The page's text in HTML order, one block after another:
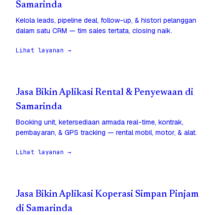
Samarinda
Kelola leads, pipeline deal, follow-up, & histori pelanggan
dalam satu CRM — tim sales tertata, closing naik.
Lihat layanan →
Jasa Bikin Aplikasi Rental & Penyewaan di
Samarinda
Booking unit, ketersediaan armada real-time, kontrak,
pembayaran, & GPS tracking — rental mobil, motor, & alat.
Lihat layanan →
Jasa Bikin Aplikasi Koperasi Simpan Pinjam
di Samarinda